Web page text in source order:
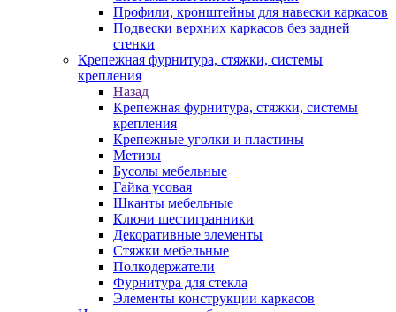
Профили, кронштейны для навески каркасов
Подвески верхних каркасов без задней
стенки
Крепежная фурнитура, стяжки, системы
крепления
Назад
Крепежная фурнитура, стяжки, системы
крепления
Крепежные уголки и пластины
Метизы
Бусолы мебельные
Гайка усовая
Шканты мебельные
Ключи шестигранники
Декоративные элементы
Стяжки мебельные
Полкодержатели
Фурнитура для стекла
Элементы конструкции каркасов